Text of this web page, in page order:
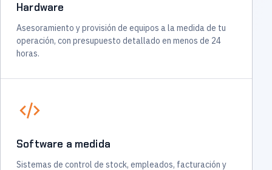
Hardware
Asesoramiento y provisión de equipos a la medida de tu
operación, con presupuesto detallado en menos de 24
horas.
Software a medida
Sistemas de control de stock, empleados, facturación y